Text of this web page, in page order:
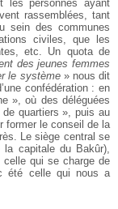
les personnes ayant
rassemblées, tant
sein des communes
civiles, que les
etc. Un quota de
des jeunes femmes
le système» nous dit
confédération : en
», où des déléguées
quartiers », puis au
former le conseil de la
Le siège central se
la capitale du Bakûr),
qui se charge de
été celle qui nous a